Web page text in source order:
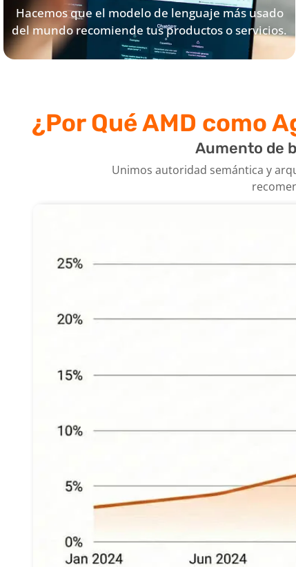
Hacemos que el modelo de lenguaje más usado
del mundo recomiende tus productos o servicios.
Optimizamos tu presencia en los datasets y
fuentes que OpenAI utiliza para dar respuestas
¿Por Qué AMD como
Aumento de
Unimos autoridad semántica y